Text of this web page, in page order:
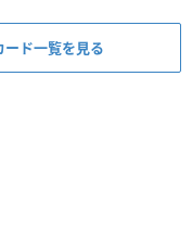
ド一覧を見る